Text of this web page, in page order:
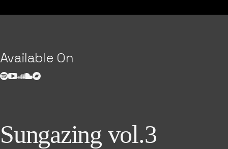
Available On
Sungazing vol.3